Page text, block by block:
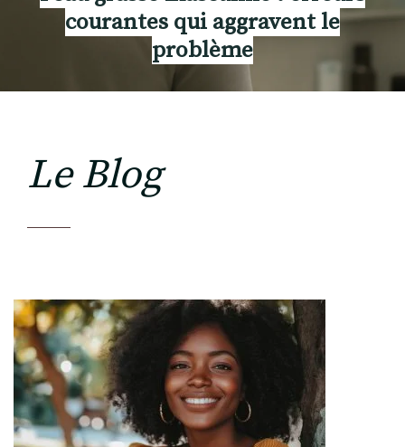
courantes qui aggravent le
problème
Le Blog